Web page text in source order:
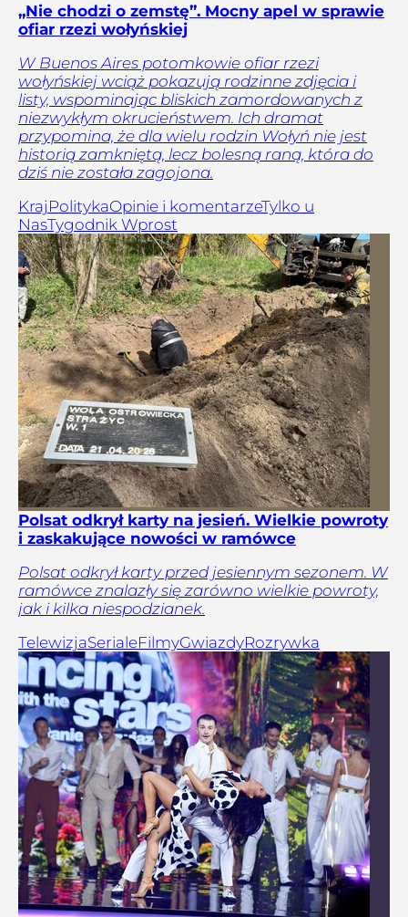
„Nie chodzi o zemstę”. Mocny apel w sprawie
ofiar rzezi wołyńskiej
W Buenos Aires potomkowie ofiar rzezi
wołyńskiej wciąż pokazują rodzinne zdjęcia i
listy, wspominając bliskich zamordowanych z
niezwykłym okrucieństwem. Ich dramat
przypomina, że dla wielu rodzin Wołyń nie jest
historią zamkniętą, lecz bolesną raną, która do
dziś nie została zagojona.
Kraj PolitykaOpinie i komentarzeTylko u
NasTygodnik Wprost
Polsat odkrył karty na jesień. Wielkie powroty
i zaskakujące nowości w ramówce
Polsat odkrył karty przed jesiennym sezonem. W
ramówce znalazły się zarówno wielkie powroty,
jak i kilka niespodzianek.
TelewizjaSerialeFilmyGwiazdyRozrywka